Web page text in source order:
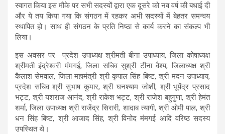
स्वागत किया इस मौके पर सभी सदस्यों द्वारा एक दूसरे को नव वर्ष की बधाई दी
और ये तय किया गया कि संगठन में रहकर अभी सदस्यों में बेहतर समन्वय
स्थापित हो। साथ ही संगठन के प्रति निष्ठा से कार्य करने का संकल्प भी
लिया।
इस अवसर पर प्रदेश उपाध्यक्ष श्रीमती बीना उपाध्याय, जिला कोषाध्यक्ष
श्रीमती इंद्रेश्वरी मंमगई, जिला सचिव सुश्री टीना वैश्य, जिलाध्यक्ष श्री
कैलाश सेमवाल, जिला महामंत्री श्री कृपाल सिंह बिष्ट, श्री मदन उपाध्याय,
प्रदेश सचिव श्री सुभाष कुमार, श्री घनश्याम जोशी, श्री भूपेंद्र प्रसाद
भट्ट, श्री यशराज आनंद, श्री राकेश भट्ट, श्री राजेश बहुगुणा, श्री हेमंत
शर्मा, जिला उपाध्यक्ष श्री राजेंद्र सिरारी, शादाब त्यागी, श्री ओमी पाल, श्री
धन सिंह बिष्ट, श्री आजाद सिंह, श्री विनोद मंमगई आदि वरिष्ठ सदस्य
उपस्थित थे।